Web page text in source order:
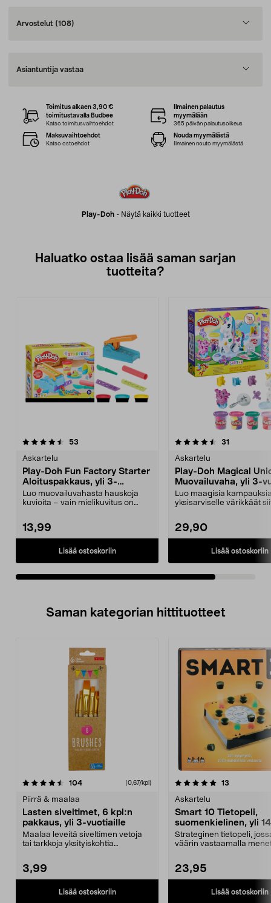
Arvostelut (108)
Asiantuntija vastaa
Play-Doh- Näytä kaikki tuotteet
Toimitus alkaen 3,90 €
toimitustavalla Budbee
Katso toimitusvaihtoehdot
Ilmainen palautus
myymälään
365 päivän palautusoikeus
Maksuvaihtoehdot
Katso ostoehdot
Nouda myymälästä
Ilmainen nouto myymälästä
Haluatko ostaa lisää saman sarjan
tuotteita?
53
Askartelu
Play-Doh Fun Factory Starter
Aloituspakkaus, yli 3-
vuotiaille
Luo muovailuvahasta hauskoja
kuvioita – vain mielikuvitus on
13,99
Lisää ostoskoriin
4.5viidestä
31
Askartelu
Play-Doh Magical
Muovailuvaha, yli 3-
Luo maagisia
yksisarviselle värikkäät
29,90
Lisää ostoskoriin
Saman kategorian hittituotteet
104arvostelut (0,67/kpl)
Piirrä & maalaa
Lasten siveltimet, 6 kpl:n
pakkaus, yli 3-vuotiaille
Maalaa leveitä siveltimen vetoja
tai tarkkoja yksityiskohtia
3,99
Lisää ostoskoriin
5.0 viidestä
13
Askartelu
Smart 10 Tietopeli,
suomenkielinen, yli
vuotiaille
Strateginen tietopeli,
väärin vastaamalla
23,95
Lisää ostoskoriin
4.5 viidestä